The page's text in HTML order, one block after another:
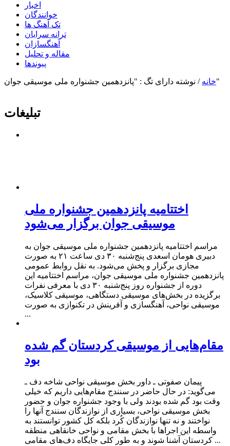
اخبار
خوانندگان
تک آهنگ ها
ترانه سرایان
آهنگسازان
مقاله و تحلیل
پیوندها
خانه / نوشته دارای تگ : "پانزدهمین جشنواره ملی موسیقی جوان"
تبلیغات
اختتامیه پانزدهمین جشنواره ملی
موسیقی جوان برگزار می‌شود
مراسم اختتامیه پانزدهمین جشنواره ملی موسیقی جوان به
دبیری هومان اسعدی پنج‌شنبه ۳۰ دی‌ ساعت ۲۱ به صورت
مجازی برگزار و پخش می‌شود. به نقل روابط عمومی
پانزدهمین جشنواره ملی موسیقی جوان، مراسم اختتامیه این
دوره از جشنواره روز پنج‌شنبه ۳۰ دی‌ با معرفی نفرات
برگزیده در بخش‌های موسیقی دستگاهی، موسیقی کلاسیک،
موسیقی نواحی، آهنگسازی و آفرینش در تکنوازی به صورت
...
مقام‌هایی از موسیقی کردستان گم شده
بود
پیمان صفوتی ـ داور بخش موسیقی نواحی شاخه دف ـ
می‌گوید: در حال حاضر در سنندج مقام‌هایی داریم که خیلی
وقت بود گم شده بودند ولی با وجود جشنواره جوان و حضور
بخش موسیقی نواحی، بسیاری از نوازندگان سنندج آنها را
نواختند و نه تنها نوازندگان کُرد بلکه کل کشور توانستند به
واسطه این اجراها با بخش مقامی و نواحی خانقاهی منطقه
کردستان آشنا شوند و به طور کلی جایگاه دف‌های مقامی ...